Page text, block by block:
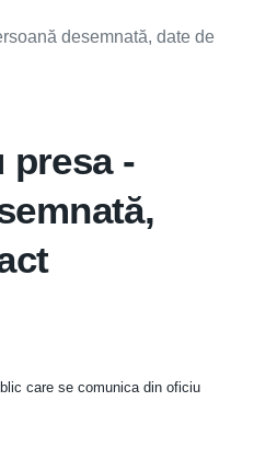
desemnată, date de
presa -
care se comunica din oficiu
de funcționare al autorităților